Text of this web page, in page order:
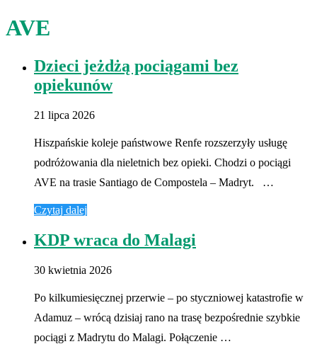
AVE
Dzieci jeżdżą pociągami bez
opiekunów
21 lipca 2026
Hiszpańskie koleje państwowe Renfe rozszerzyły usługę
podróżowania dla nieletnich bez opieki. Chodzi o pociągi
AVE na trasie Santiago de Compostela – Madryt. …
Czytaj dalej
KDP wraca do Malagi
30 kwietnia 2026
Po kilkumiesięcznej przerwie – po styczniowej katastrofie w
Adamuz – wrócą dzisiaj rano na trasę bezpośrednie szybkie
pociągi z Madrytu do Malagi. Połączenie …